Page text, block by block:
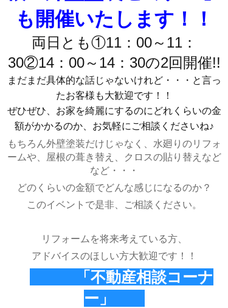
も開催いたします！！
両日とも①11：00～11：
30②14：00～14：30の2回開催!!
まだまだ具体的な話じゃないけれど・・・と言っ
たお客様も大歓迎です！！
ぜひぜひ、お家を綺麗にするのにどれくらいの金
額がかかるのか、お気軽にご相談くださいね♪
もちろん外壁塗装だけじゃなく、水廻りのリフォ
ームや、屋根の葺き替え、クロスの貼り替えなど
など・・・
どのくらいの金額でどんな感じになるのか？
このイベントで是非、ご相談ください。
リフォームを将来考えている方、
アドバイスのほしい方大歓迎です！！
「不動産相談コーナ
ー」